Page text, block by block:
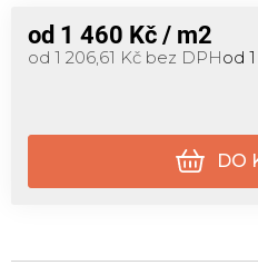
od 1 460 Kč / m2
od 1 206,61 Kč bez DPHod
DO